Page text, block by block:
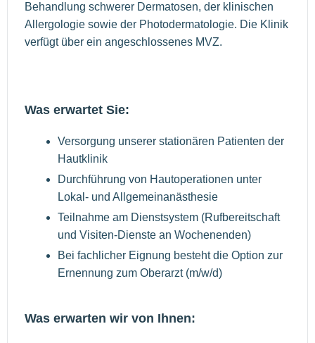
Behandlung schwerer Dermatosen, der klinischen
Allergologie sowie der Photodermatologie. Die Klinik
verfügt über ein angeschlossenes MVZ.
Was erwartet Sie:
Versorgung unserer stationären Patienten der
Hautklinik
Durchführung von Hautoperationen unter
Lokal- und Allgemeinanästhesie
Teilnahme am Dienstsystem (Rufbereitschaft
und Visiten-Dienste an Wochenenden)
Bei fachlicher Eignung besteht die Option zur
Ernennung zum Oberarzt (m/w/d)
Was erwarten wir von Ihnen: